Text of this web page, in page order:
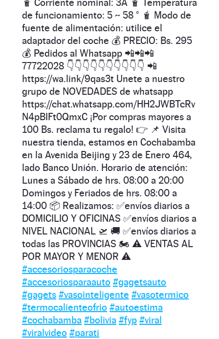
🧋 Corriente nominal: 3A 🧋 Temperatura
de funcionamiento: 5 ~ 58 ° 🧋 Modo de
fuente de alimentación: utilice el
adaptador del coche 💰 PRECIO: Bs. 295
💰 Pedidos al Whatsapp 📲📲📲
77722028 👇👇👇👇👇👇👇👇👇👇 📲
https://wa.link/9qas3t Unete a nuestro
grupo de NOVEDADES de whatsapp
https://chat.whatsapp.com/HH2JWBTcRv
N4pBIFt0QmxC ¡Por compras mayores a
100 Bs. reclama tu regalo! 👉 📌 Visita
nuestra tienda, estamos en Cochabamba
en la Avenida Beijing y 23 de Enero 464,
lado Banco Unión. Horario de atención:
Lunes a Sábado de hrs. 08:00 a 20:00
Domingos y Feriados de hrs. 08:00 a
14:00 📦 Realizamos: ✅envíos diarios a
DOMICILIO Y OFICINAS ✅envíos diarios a
NIVEL NACIONAL 🛫 🚚 ✅envíos diarios a
todas las PROVINCIAS 🏍️ ⚠️ VENTAS AL
POR MAYOR Y MENOR ⚠️
#accesoriosparacoche
#accesoriosparaauto #gagetsauto
#gagets #vasointeligente #vasotermico
#termocalienteofrio #autoestima
#cochabamba #bolivia #fyp #viral
#viralvideo #parati